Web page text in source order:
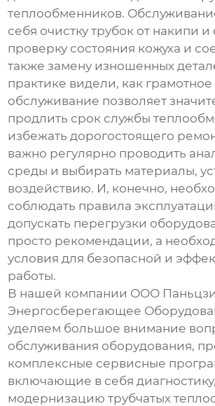
теплообменников.
себя очистку трубок от накипи
проверку состояния кожуха и
также замену изношенных
практике видели, как грамотное
обслуживание позволяет
продлить срок службы
избежать дорогостоящего
важно регулярно проводить
среды и выбирать материалы,
воздействию. И, конечно,
соблюдать правила
допускать перегрузки
просто рекомендации, а
условия для безопасной и
работы.
В нашей компании ООО
Энергосберегающее
уделяем большое внимание
обслуживания оборудования,
комплексные сервисные
включающие в себя
модернизациютрубчатых